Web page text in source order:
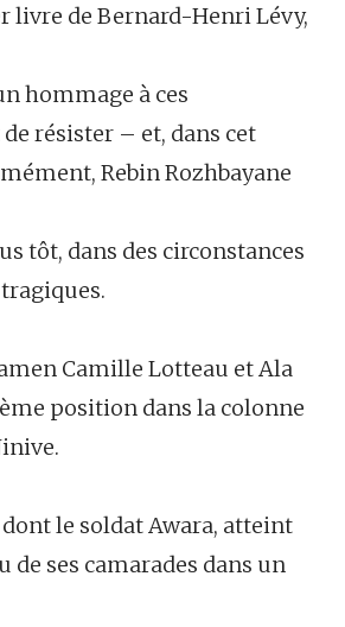
livre de Bernard-Henri Lévy,
hommage à ces
résister – et, dans cet
Rebin Rozhbayane
tôt, dans des circonstances
Camille Lotteau et Ala
position dans la colonne
le soldat Awara, atteint
de ses camarades dans un